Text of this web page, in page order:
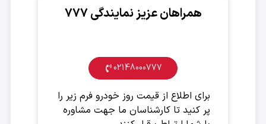
همراهان عزیز نمایندگی ۷۷۷
02148000777
برای اطلاع از قیمت روز خودرو فرم زیر را
پر کنید تا کارشناسان ما جهت مشاوره